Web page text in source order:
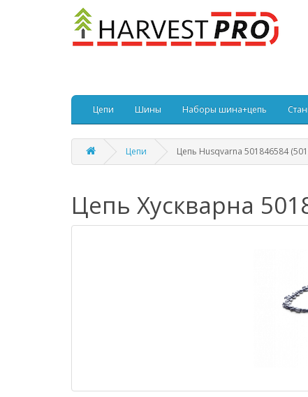
Цепи Шины Наборы шина+цепь
Цепи Цепь Husqvarna 501846584
Цепь Хускварна